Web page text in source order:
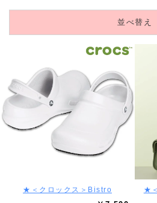
並べ替え
★＜クロックス＞Bistro
★